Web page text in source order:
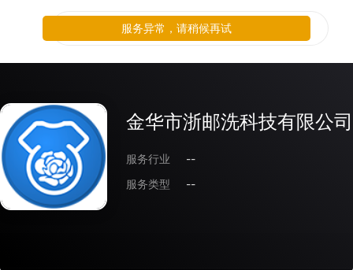
金华市浙邮洗科技有限公司
服务行业
--
服务类型
--
服务异常，请稍候再试